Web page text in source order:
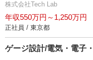
株式会社Tech Lab
年収550万円～1,250万円
正社員 / 東京都
ゲージ設計/電気・電子